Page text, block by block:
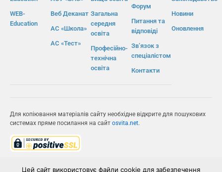
WEB-
Education
Веб Деканат
АС «Школа»
АС «Тест»
Загальна
середня
освіта
Професійно-
технічна
освіта
Форум
Питання та
відповіді
Зв’язок з
спеціалістом
Контакти
Новини
Оновлення
Для копіювання матеріалів сайту необхідне відкрите для пошукових
системах пряме посилання на сайт osvita.net.
Цей сайт використовує файли cookie для забезпечення